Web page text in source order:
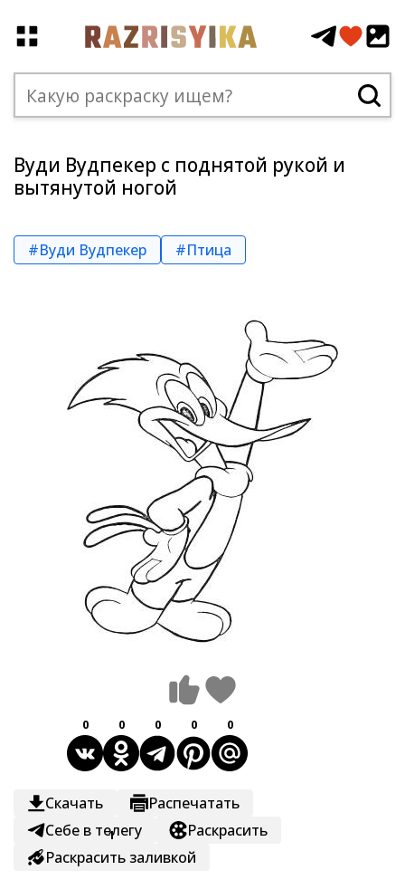
Вуди Вудпекер с поднятой рукой и
вытянутой ногой
#Вуди Вудпекер #Птица
0 0 0 0 0
Скачать
Распечатать
Себе в телегу
Раскрасить
1
Раскрасить заливкой